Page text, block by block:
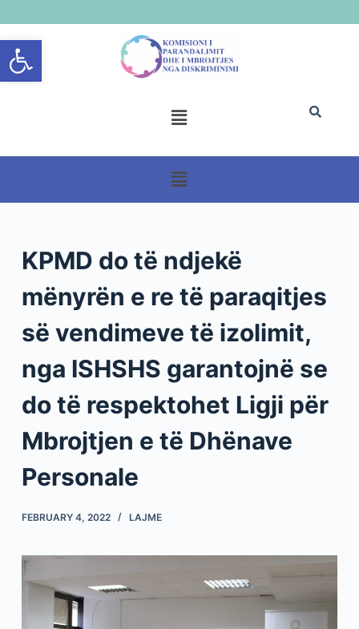
Open toolbark
i
p
t
KPMD do të ndjekë
mënyrën e re të paraqitjes
së vendimeve të izolimit,
nga ISHSHS garantojnë se
do të respektohet Ligji për
Mbrojtjen e të Dhënave
Personale
FEBRUARY 4, 2022 LAJME